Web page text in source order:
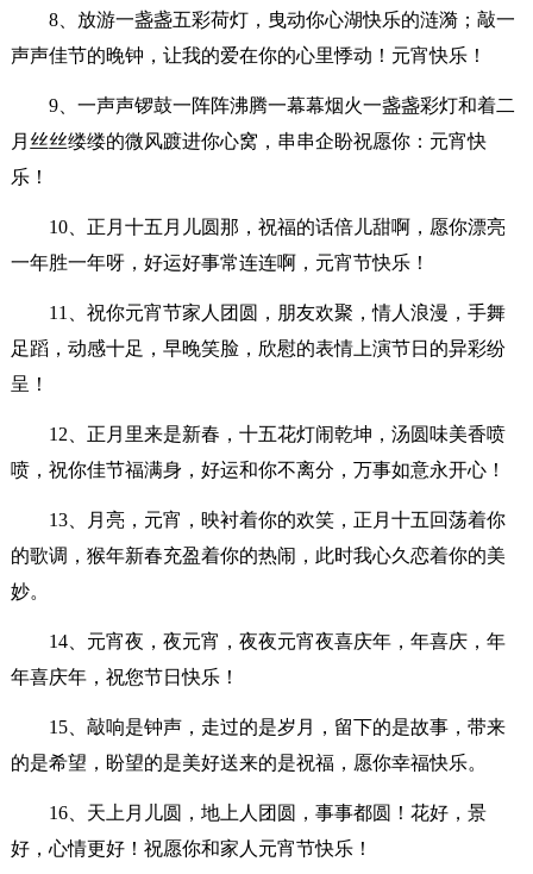
8、放游一盏盏五彩荷灯，曳动你心湖快乐的涟漪；敲一
声声佳节的晚钟，让我的爱在你的心里悸动！元宵快乐！
9、一声声锣鼓一阵阵沸腾一幕幕烟火一盏盏彩灯和着二
月丝丝缕缕的微风踱进你心窝，串串企盼祝愿你：元宵快
乐！
10、正月十五月儿圆那，祝福的话倍儿甜啊，愿你漂亮
一年胜一年呀，好运好事常连连啊，元宵节快乐！
11、祝你元宵节家人团圆，朋友欢聚，情人浪漫，手舞
足蹈，动感十足，早晚笑脸，欣慰的表情上演节日的异彩纷
呈！
12、正月里来是新春，十五花灯闹乾坤，汤圆味美香喷
喷，祝你佳节福满身，好运和你不离分，万事如意永开心！
13、月亮，元宵，映衬着你的欢笑，正月十五回荡着你
的歌调，猴年新春充盈着你的热闹，此时我心久恋着你的美
妙。
14、元宵夜，夜元宵，夜夜元宵夜喜庆年，年喜庆，年
年喜庆年，祝您节日快乐！
15、敲响是钟声，走过的是岁月，留下的是故事，带来
的是希望，盼望的是美好送来的是祝福，愿你幸福快乐。
16、天上月儿圆，地上人团圆，事事都圆！花好，景
好，心情更好！祝愿你和家人元宵节快乐！